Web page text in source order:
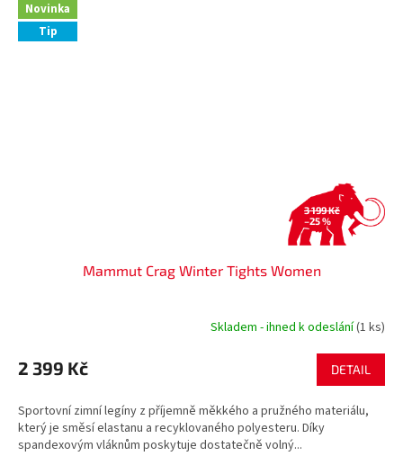
Novinka
Tip
3 199 Kč
–25 %
Mammut Crag Winter Tights Women
Skladem - ihned k odeslání(1 ks)
2 399 Kč DETAIL
Sportovní zimní legíny z příjemně měkkého a pružného materiálu,
který je směsí elastanu a recyklovaného polyesteru. Díky
spandexovým vláknům poskytuje dostatečně volný...